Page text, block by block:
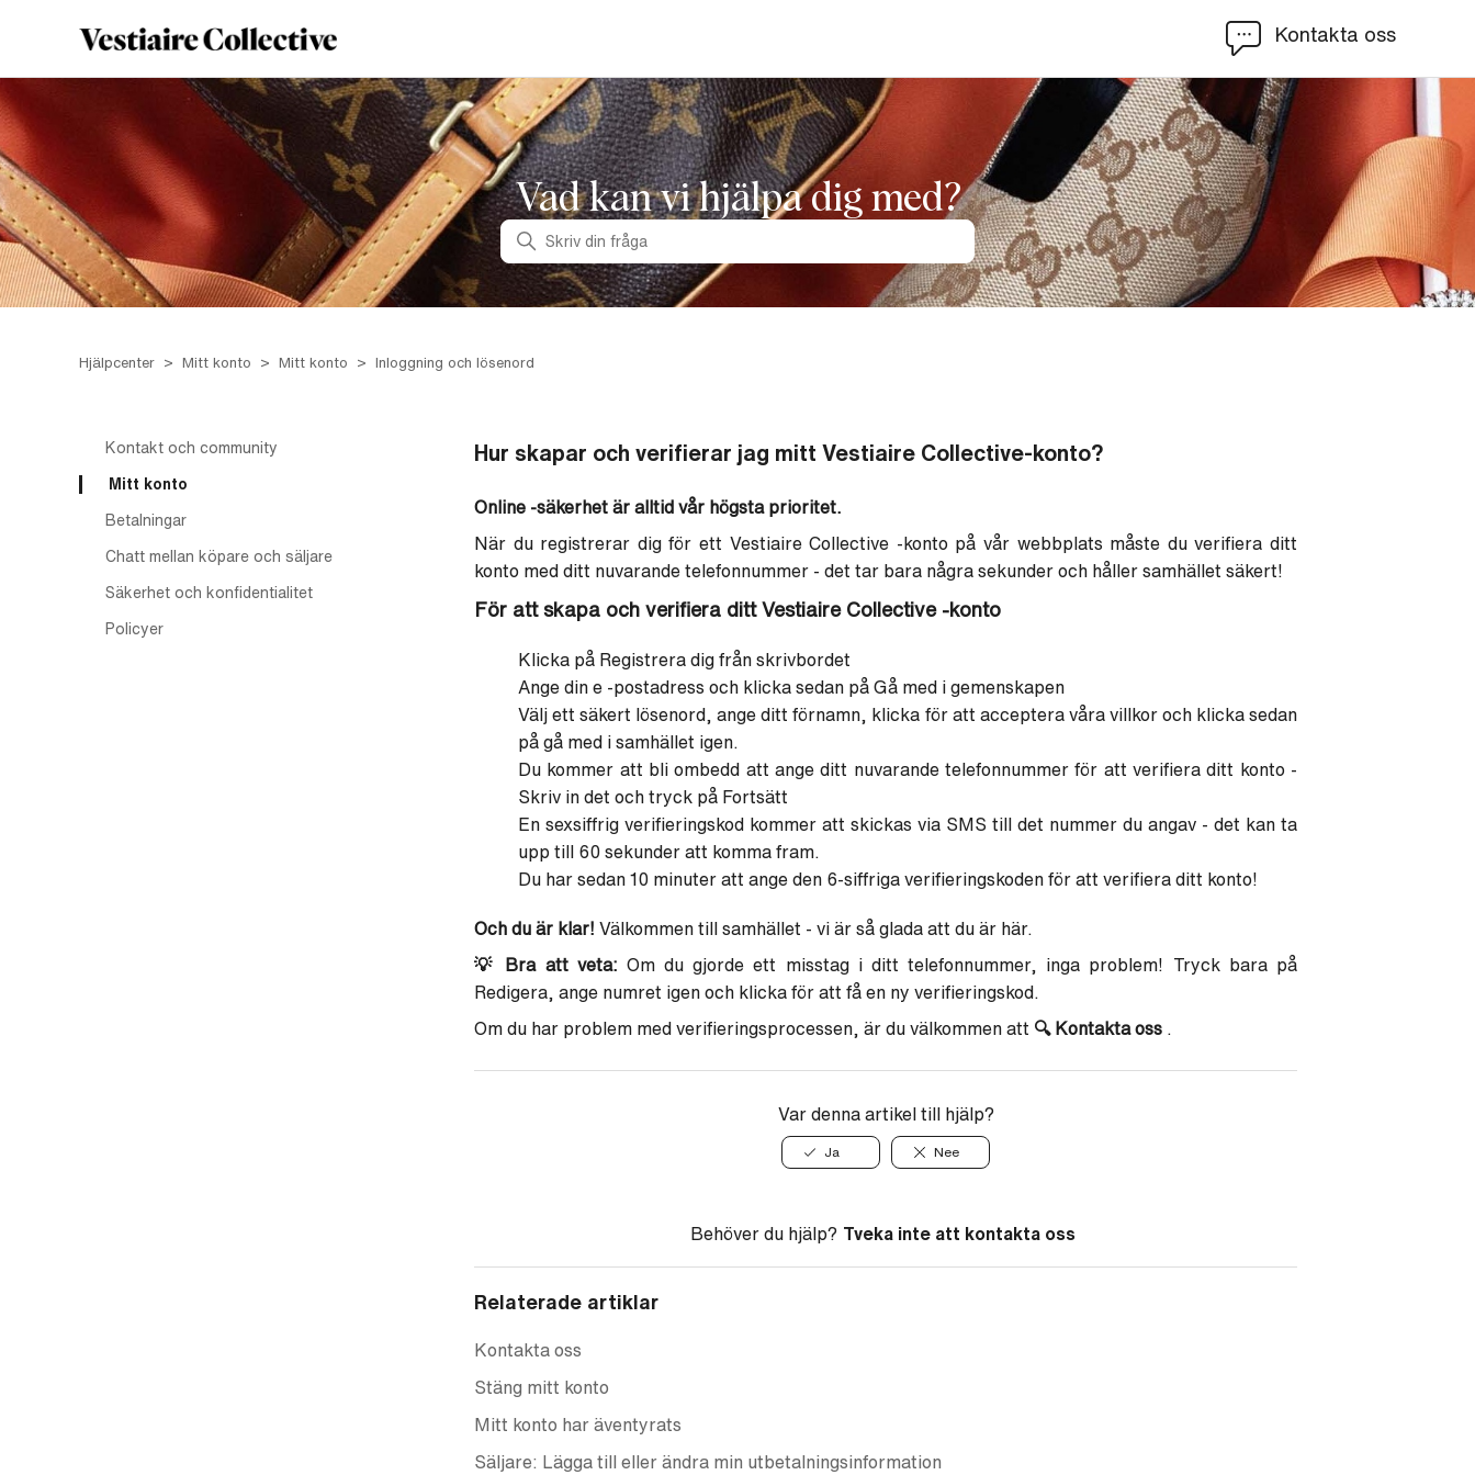
Kontakta oss
Vad kan vi hjälpa dig med?
Sök
Hjälpcenter Mitt konto Mitt konto Inloggning och lösenord
Kontakt och community
Mitt konto
Betalningar
Chatt mellan köpare och säljare
Säkerhet och konfidentialitet
Policyer
Hur skapar och verifierar jag mitt Vestiaire Collective-konto?
Online -säkerhet är alltid vår högsta prioritet.
När du registrerar dig för ett Vestiaire Collective -konto på vår webbplats måste du verifiera ditt
konto med ditt nuvarande telefonnummer - det tar bara några sekunder och håller samhället säkert!
För att skapa och verifiera ditt Vestiaire Collective -konto
Klicka på Registrera dig från skrivbordet
Ange din e -postadress och klicka sedan på Gå med i gemenskapen
Välj ett säkert lösenord, ange ditt förnamn, klicka för att acceptera våra villkor och klicka sedan
på gå med i samhället igen.
Du kommer att bli ombedd att ange ditt nuvarande telefonnummer för att verifiera ditt konto -
Skriv in det och tryck på Fortsätt
En sexsiffrig verifieringskod kommer att skickas via SMS till det nummer du angav - det kan ta
upp till 60 sekunder att komma fram.
Du har sedan 10 minuter att ange den 6-siffriga verifieringskoden för att verifiera ditt konto!
Och du är klar! Välkommen till samhället - vi är så glada att du är här.
💡 Bra att veta: Om du gjorde ett misstag i ditt telefonnummer, inga problem! Tryck bara på
Redigera, ange numret igen och klicka för att få en ny verifieringskod.
Om du har problem med verifieringsprocessen, är du välkommen att 🔍 Kontakta oss
Var denna artikel till hjälp?
Ja Nee
Behöver du hjälp? Tveka inte att kontakta oss
Relaterade artiklar
Kontakta oss
Stäng mitt konto
Mitt konto har äventyrats
Säljare: Lägga till eller ändra min utbetalningsinformation